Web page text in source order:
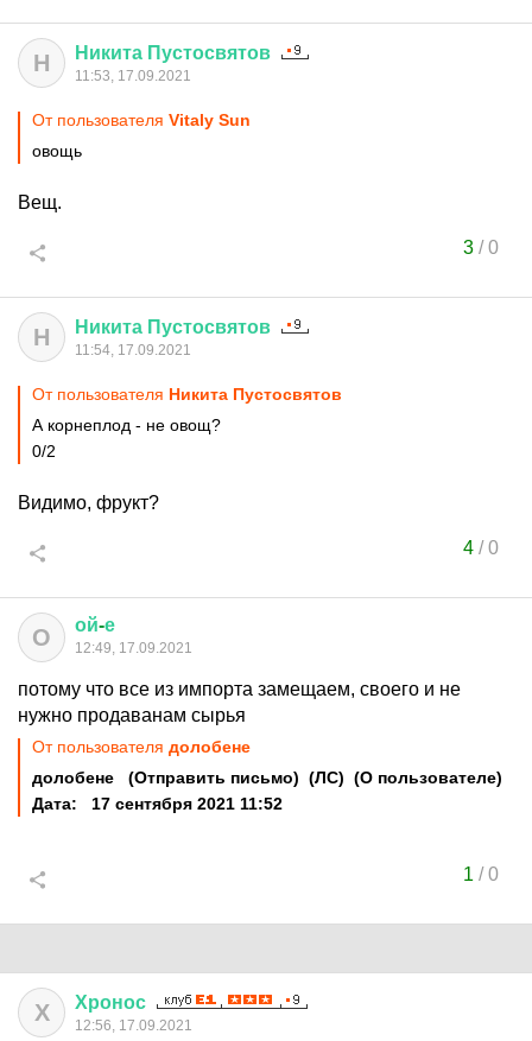
Н Никита Пустосвятов
11:53, 17.09.2021
От пользователя Vitaly Sun
овощь
Вещ.
3/0
Н Никита Пустосвятов
11:54, 17.09.2021
От пользователя Никита Пустосвятов
А корнеплод - не овощ?
0/2
Видимо, фрукт?
4/0
О ой-е
12:49, 17.09.2021
потому что все из импорта замещаем, своего и не
нужно продаванам сырья
От пользователя долобене
долобене (Отправить письмо) (ЛС) (О пользователе)
Дата: 17 сентября 2021 11:52
1 /0
Х Хронос
12:56, 17.09.2021